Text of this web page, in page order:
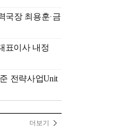
국장 최용훈·금
표이사 내정
전략사업Unit
더보기